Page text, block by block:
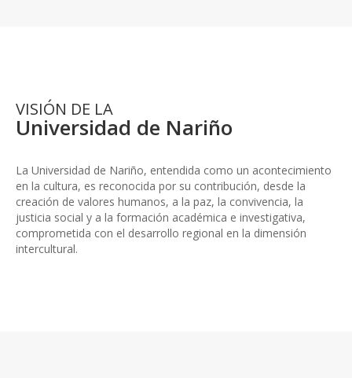
VISIÓN DE LA
Universidad de Nariño
La Universidad de Nariño, entendida como un acontecimiento
en la cultura, es reconocida por su contribución, desde la
creación de valores humanos, a la paz, la convivencia, la
justicia social y a la formación académica e investigativa,
comprometida con el desarrollo regional en la dimensión
intercultural.